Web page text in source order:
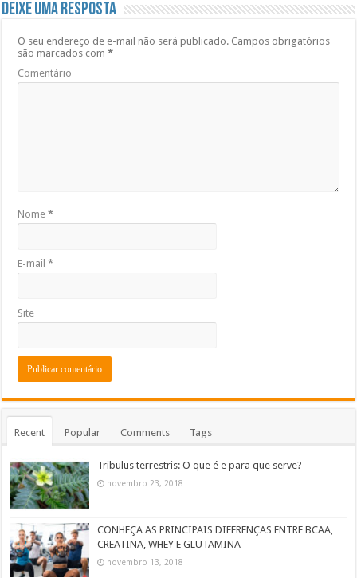
Deixe uma resposta
O seu endereço de e-mail não será publicado. Campos obrigatórios
são marcados com*
Comentário
Nome*
E-mail*
Site
Recent Popular Comments Tags
Tribulus terrestris: O que é e para que serve?
novembro 23, 2018
CONHEÇA AS PRINCIPAIS DIFERENÇAS ENTRE BCAA,
CREATINA, WHEY E GLUTAMINA
novembro 13, 2018